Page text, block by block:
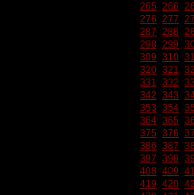
265 266
276 277
287 288
298 299
309 310
320 321
331 332
342 343
353 354
364 365
375 376
386 387
397 398
408 409
419 420